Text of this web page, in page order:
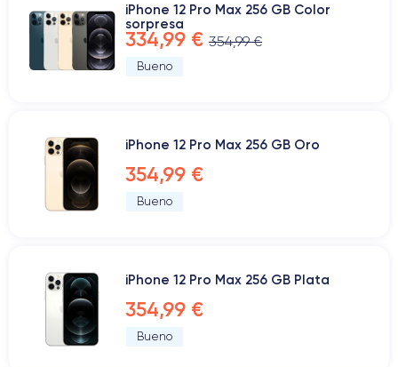
iPhone 12 Pro Max 256 GB Color
sorpresa
334,99 € 354,99 €
Bueno
iPhone 12 Pro Max 256 GB Oro
354,99 €
Bueno
iPhone 12 Pro Max 256 GB Plata
354,99 €
Bueno